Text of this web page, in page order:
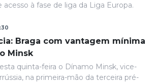
à fase de liga da Liga Europa.
Braga com vantagem mínima
Minsk
quinta-feira o Dínamo Minsk, vice-
na primeira-mão da terceira pré-